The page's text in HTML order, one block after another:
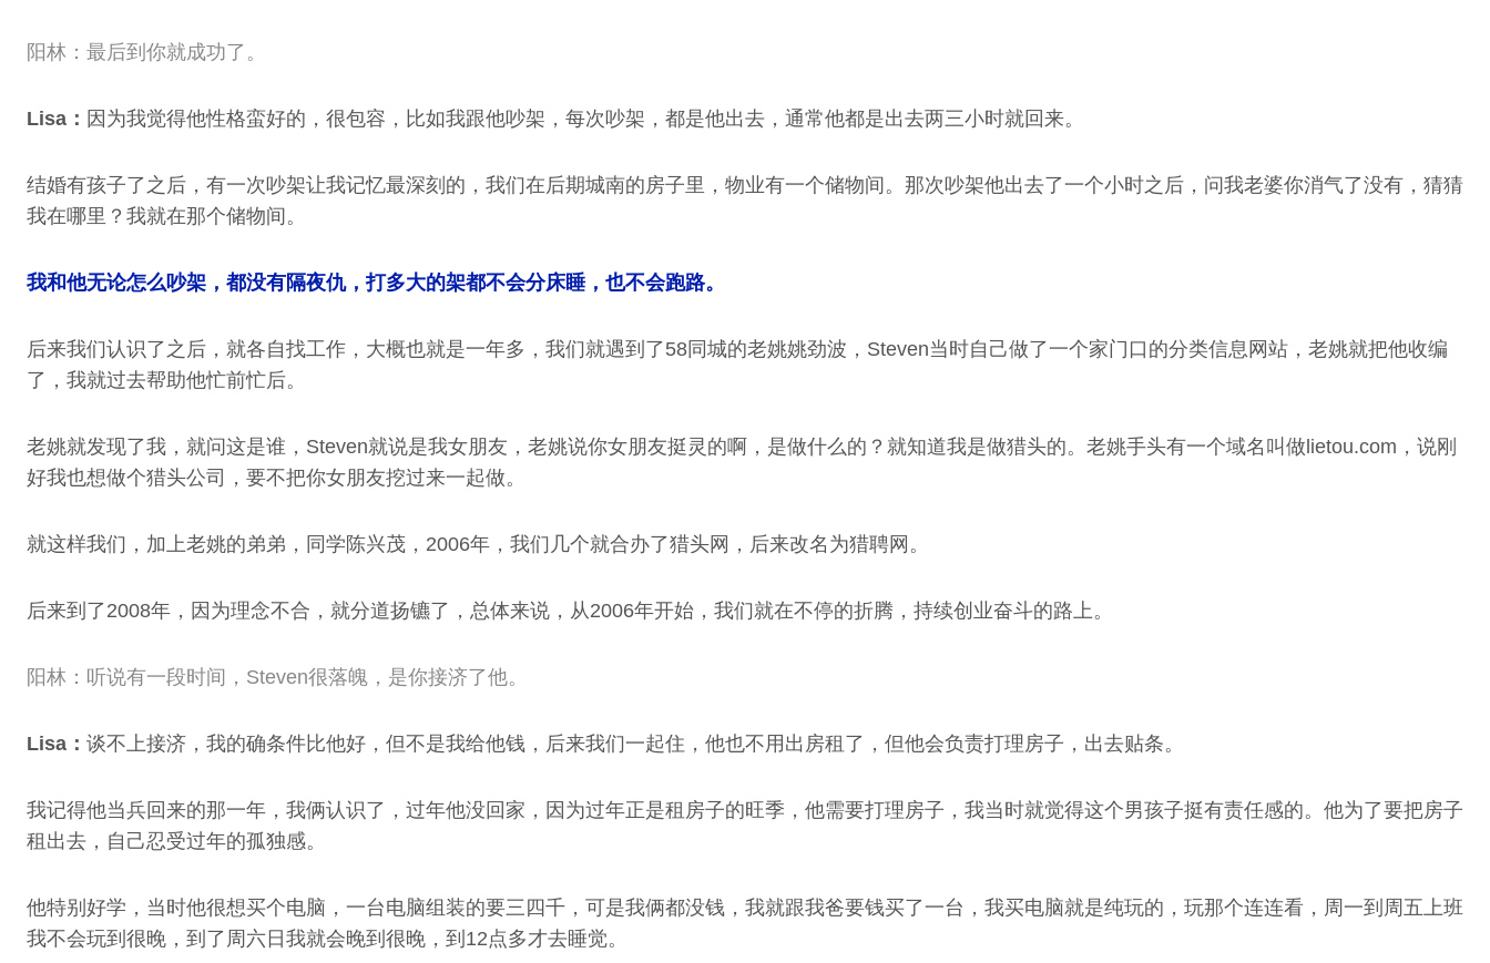
阳林：最后到你就成功了。
Lisa： 因为我觉得他性格蛮好的，很包容，比如我跟他吵架，每次吵架，都是他出去，通常他都是出去两三小时就回来。
结婚有孩子了之后，有一次吵架让我记忆最深刻的，我们在后期城南的房子里，物业有一个储物间。那次吵架他出去了一个小时之后，问我老婆你消气了没有，猜猜
我在哪里？我就在那个储物间。
我和他无论怎么吵架，都没有隔夜仇，打多大的架都不会分床睡，也不会跑路。
后来我们认识了之后，就各自找工作，大概也就是一年多，我们就遇到了58同城的老姚姚劲波，Steven当时自己做了一个家门口的分类信息网站，老姚就把他收编
了，我就过去帮助他忙前忙后。
老姚就发现了我，就问这是谁，Steven就说是我女朋友，老姚说你女朋友挺灵的啊，是做什么的？就知道我是做猎头的。老姚手头有一个域名叫做lietou.com，说刚
好我也想做个猎头公司，要不把你女朋友挖过来一起做。
就这样我们，加上老姚的弟弟，同学陈兴茂，2006年，我们几个就合办了猎头网，后来改名为猎聘网。
后来到了2008年，因为理念不合，就分道扬镳了，总体来说，从2006年开始，我们就在不停的折腾，持续创业奋斗的路上。
阳林：听说有一段时间，Steven很落魄，是你接济了他。
Lisa： 谈不上接济，我的确条件比他好，但不是我给他钱，后来我们一起住，他也不用出房租了，但他会负责打理房子，出去贴条。
我记得他当兵回来的那一年，我俩认识了，过年他没回家，因为过年正是租房子的旺季，他需要打理房子，我当时就觉得这个男孩子挺有责任感的。他为了要把房子
租出去，自己忍受过年的孤独感。
他特别好学，当时他很想买个电脑，一台电脑组装的要三四千，可是我俩都没钱，我就跟我爸要钱买了一台，我买电脑就是纯玩的，玩那个连连看，周一到周五上班
我不会玩到很晚，到了周六日我就会晚到很晚，到12点多才去睡觉。